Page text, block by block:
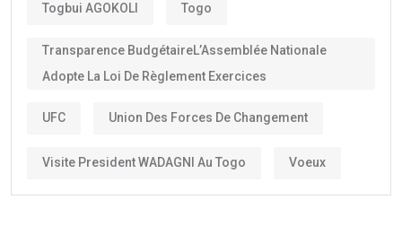
Togbui AGOKOLI Togo
Transparence BudgétaireL’Assemblée Nationale
Adopte La Loi De Règlement Exercices
UFC Union Des Forces De Changement
Visite President WADAGNI Au Togo Voeux